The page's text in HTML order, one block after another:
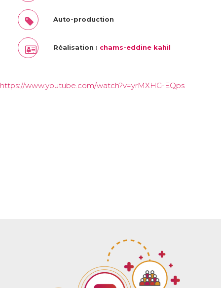
Auto-production
Réalisation : chams-eddine kahil
https://www.youtube.com/watch?v=yrMXHG-EQps